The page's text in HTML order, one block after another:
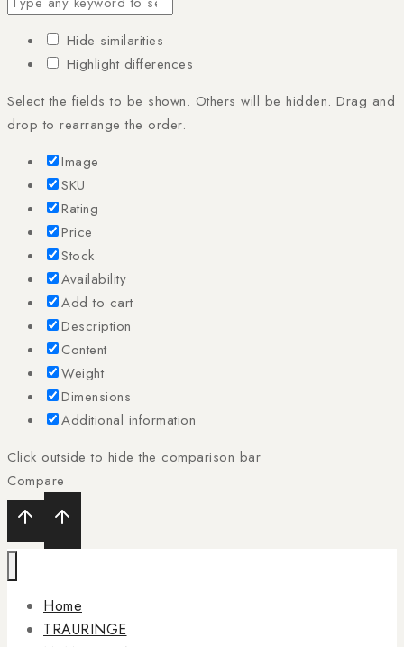
Hide similarities
Highlight differences
Select the fields to be shown. Others will be hidden. Drag and
drop to rearrange the order.
Image
SKU
Rating
Price
Stock
Availability
Add to cart
Description
Content
Weight
Dimensions
Additional information
Click outside to hide the comparison bar
Compare
Home
TRAURINGE